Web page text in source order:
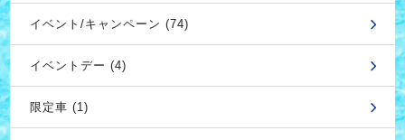
イベント/キャンペーン (74)
イベントデー (4)
限定車 (1)